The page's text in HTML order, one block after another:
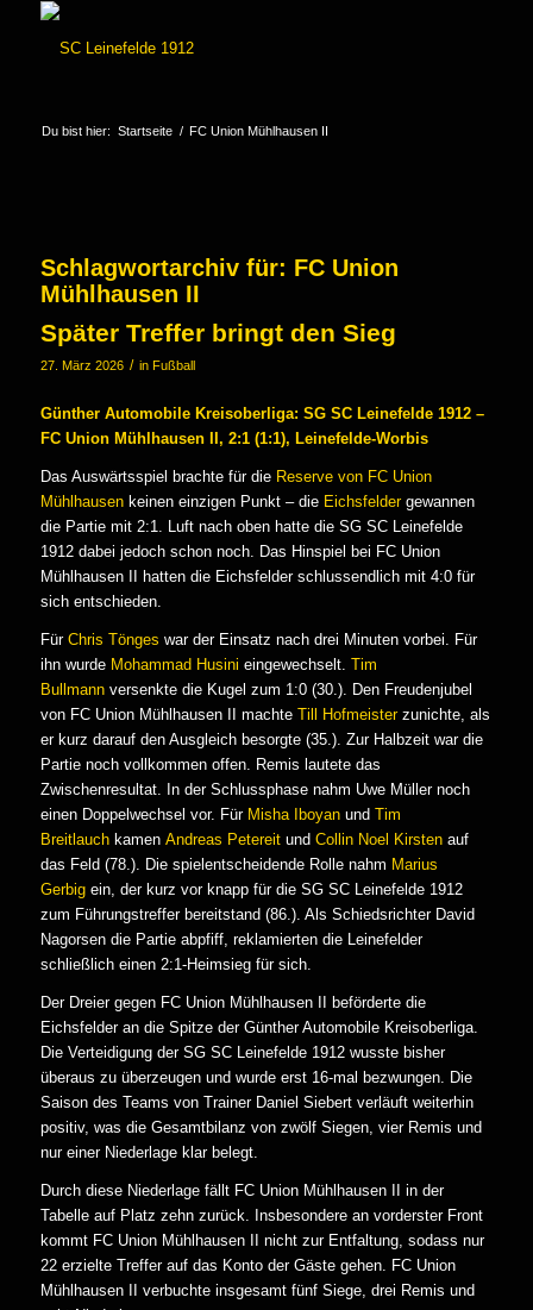
Du bist hier: Startseite / FC Union Mühlhausen II
Schlagwortarchiv für: FC Union
Mühlhausen II
Später Treffer bringt den Sieg
27. März 2026 / in Fußball
Günther Automobile Kreisoberliga: SG SC Leinefelde 1912 –
FC Union Mühlhausen II, 2:1 (1:1), Leinefelde-Worbis
Das Auswärtsspiel brachte für die Reserve von FC Union
Mühlhausenkeinen einzigen Punkt – die Eichsfeldergewannen
die Partie mit 2:1. Luft nach oben hatte die SG SC Leinefelde
1912 dabei jedoch schon noch. Das Hinspiel bei FC Union
Mühlhausen II hatten die Eichsfelder schlussendlich mit 4:0 für
sich entschieden.
Für Chris Tönges war der Einsatz nach drei Minuten vorbei. Für
ihn wurde Mohammad Husini eingewechselt. Tim
Bullmannversenkte die Kugel zum 1:0 (30.). Den Freudenjubel
von FC Union Mühlhausen II machte Till Hofmeisterzunichte, als
er kurz darauf den Ausgleich besorgte (35.). Zur Halbzeit war die
Partie noch vollkommen offen. Remis lautete das
Zwischenresultat. In der Schlussphase nahm Uwe Müller noch
einen Doppelwechsel vor. Für Misha Iboyanund Tim
Breitlauchkamen Andreas Petereitund Collin Noel Kirstenauf
das Feld (78.). Die spielentscheidende Rolle nahm Marius
Gerbigein, der kurz vor knapp für die SG SC Leinefelde 1912
zum Führungstreffer bereitstand (86.). Als Schiedsrichter David
Nagorsen die Partie abpfiff, reklamierten die Leinefelder
schließlich einen 2:1-Heimsieg für sich.
Der Dreier gegen FC Union Mühlhausen II beförderte die
Eichsfelder an die Spitze der Günther Automobile Kreisoberliga.
Die Verteidigung der SG SC Leinefelde 1912 wusste bisher
überaus zu überzeugen und wurde erst 16-mal bezwungen. Die
Saison des Teams von Trainer Daniel Siebert verläuft weiterhin
positiv, was die Gesamtbilanz von zwölf Siegen, vier Remis und
nur einer Niederlage klar belegt.
Durch diese Niederlage fällt FC Union Mühlhausen II in der
Tabelle auf Platz zehn zurück. Insbesondere an vorderster Front
kommt FC Union Mühlhausen II nicht zur Entfaltung, sodass nur
22 erzielte Treffer auf das Konto der Gäste gehen. FC Union
Mühlhausen II verbuchte insgesamt fünf Siege, drei Remis und